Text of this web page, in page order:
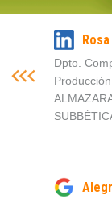
Dpto.
Producción